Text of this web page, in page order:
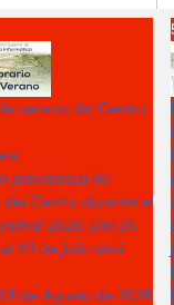
verano del Centro
provisional de
Centro durante el
2026: Del 15
10 de julio será
de Agosto de 2026